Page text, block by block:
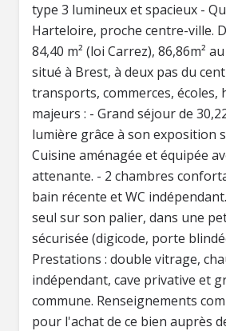
type 3 lumineux et spacieux -
Harteloire, proche centre-ville.
84,40 m² (loi Carrez), 86,86m²
situé à Brest, à deux pas du
transports, commerces, écoles,
majeurs : - Grand séjour de
lumière grâce à son exposition
Cuisine aménagée et équipée
attenante. - 2 chambres
bain récente et WC
seul sur son palier, dans une
sécurisée (digicode, porte
Prestations : double vitrage,
indépendant, cave privative et
commune. Renseignements
pour l'achat de ce bien auprès